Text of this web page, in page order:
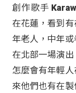
創作歌手
在花蓮，看到
年老人，中年
在北部一場演
怎麼會有年輕
來他們也有在